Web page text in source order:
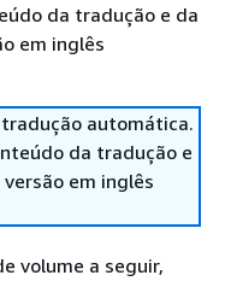
da tradução e da
em inglês
automática.
da tradução e
em inglês
volume a seguir,